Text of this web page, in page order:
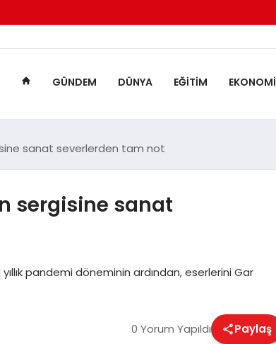
GÜNDEM DÜNYA EĞITIM EKONOMI
sanat severlerden tam not
sergisine sanat
pandemi döneminin ardından, eserlerini Gar
0 Yorum Yapıldı Paylaş